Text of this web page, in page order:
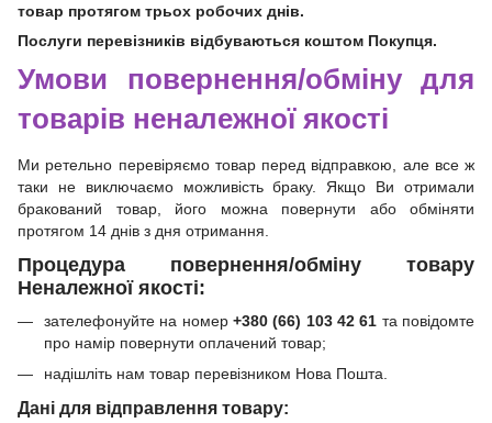
товар протягом трьох робочих днів.
Послуги перевізників відбуваються коштом Покупця.
Умови повернення/обміну для
товарів неналежної якості
Ми ретельно перевіряємо товар перед відправкою, але все ж
таки не виключаємо можливість браку. Якщо Ви отримали
бракований товар, його можна повернути або обміняти
протягом 14 днів з дня отримання.
Процедура повернення/обміну товару
Неналежної якості:
зателефонуйте на номер +380 (66) 103 42 61 та повідомте
про намір повернути оплачений товар;
надішліть нам товар перевізником Нова Пошта.
Дані для відправлення товару: